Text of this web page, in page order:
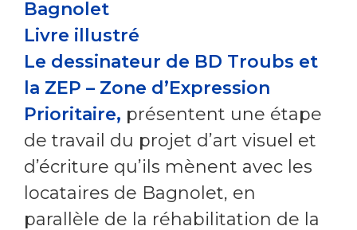
Bagnolet
Livre illustré
Le dessinateur de BD Troubs et
la ZEP – Zone d’Expression
Prioritaire, présentent une étape
de travail du projet d’art visuel et
d’écriture qu’ils mènent avec les
locataires de Bagnolet, en
parallèle de la réhabilitation de la